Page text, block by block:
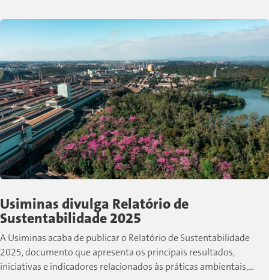
Usiminas divulga Relatório de
Sustentabilidade 2025
A Usiminas acaba de publicar o Relatório de Sustentabilidade
2025, documento que apresenta os principais resultados,
iniciativas e indicadores relacionados às práticas ambientais,